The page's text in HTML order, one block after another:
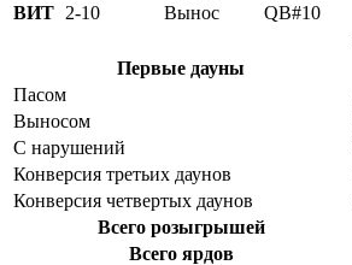
ВИТ 2-10 Вынос QB#10
Первые дауны
Пасом
Выносом
С нарушений
Конверсия третьих даунов
Конверсия четвертых даунов
Всего розыгрышей
Всего ярдов